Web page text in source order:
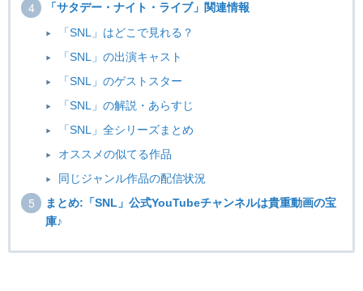
「サタデー・ナイト・ライブ」関連情報
「SNL」はどこで見れる？
「SNL」の出演キャスト
「SNL」のゲストスター
「SNL」の解説・あらすじ
「SNL」全シリーズまとめ
オススメの似てる作品
同じジャンル作品の配信状況
まとめ:「SNL」公式YouTubeチャンネルは貴重動画の宝
庫♪